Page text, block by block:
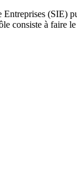
(SIE)
consiste à faire